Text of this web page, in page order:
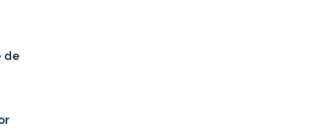
de